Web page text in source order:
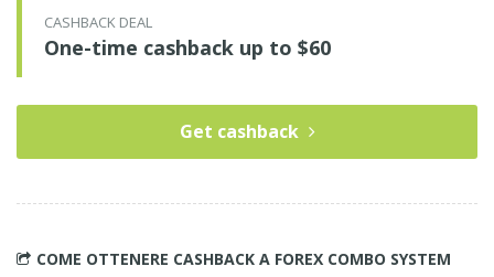
CASHBACK DEAL
One-time cashback up to $60
Get cashback
COME OTTENERE CASHBACK A FOREX COMBO SYSTEM